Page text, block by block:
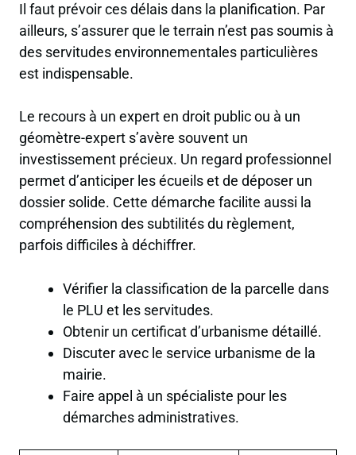
Il faut prévoir ces délais dans la planification. Par
ailleurs, s’assurer que le terrain n’est pas soumis à
des servitudes environnementales particulières
est indispensable.
Le recours à un expert en droit public ou à un
géomètre-expert s’avère souvent un
investissement précieux. Un regard professionnel
permet d’anticiper les écueils et de déposer un
dossier solide. Cette démarche facilite aussi la
compréhension des subtilités du règlement,
parfois difficiles à déchiffrer.
Vérifier la classification de la parcelle dans
le PLU et les servitudes.
Obtenir un certificat d’urbanisme détaillé.
Discuter avec le service urbanisme de la
mairie.
Faire appel à un spécialiste pour les
démarches administratives.